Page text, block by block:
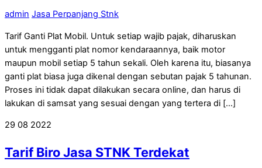
admin Jasa Perpanjang Stnk
Tarif Ganti Plat Mobil. Untuk setiap wajib pajak, diharuskan
untuk mengganti plat nomor kendaraannya, baik motor
maupun mobil setiap 5 tahun sekali. Oleh karena itu, biasanya
ganti plat biasa juga dikenal dengan sebutan pajak 5 tahunan.
Proses ini tidak dapat dilakukan secara online, dan harus di
lakukan di samsat yang sesuai dengan yang tertera di […]
29 08 2022
Tarif Biro Jasa STNK Terdekat